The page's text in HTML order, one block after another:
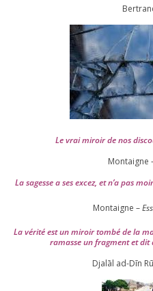
Le vrai miroir de nos
Montaigne
La sagesse a ses excez, et n’a pas
Montaigne –
La véri­té est un miroir tom­bé de la
ramasse un frag­ment et dit
Djalāl ad-Dīn